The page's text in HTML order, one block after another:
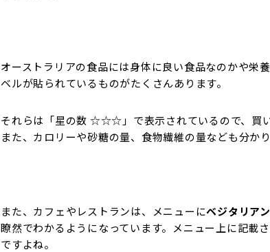
オーストラリアの食品には身体に良い食品なのかや栄
ベルが貼られているものがたくさんあります。
それらは「星の数 ☆☆☆」で表示されているので、買
また、カロリーや砂糖の量、食物繊維の量なども分か
また、カフェやレストランは、メニューにベジタリア
瞭然でわかるようになっています。メニュー上に記載
ですよね。